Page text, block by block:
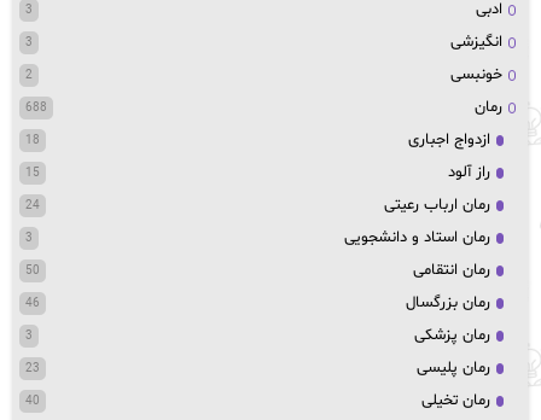
ادبی 3
انگیزشی 3
خونبسی 2
رمان 688
ازدواج اجباری 18
راز آلود 15
رمان ارباب رعیتی 24
رمان استاد و دانشجویی 3
رمان انتقامی 50
رمان بزرگسال 46
رمان پزشکی 3
رمان پلیسی 23
رمان تخیلی 40